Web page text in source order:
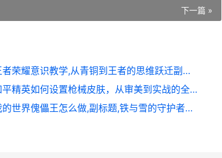
下一篇 »
王者荣耀意识教学,从青铜到王者的思维跃迁副标题,掌控节奏方能主宰战场
和平精英如何设置枪械皮肤，从审美到实战的全方位解析，副标题，打造属于你的个性化武器库
我的世界傀儡王怎么做,副标题,铁与雪的守护者建造指南